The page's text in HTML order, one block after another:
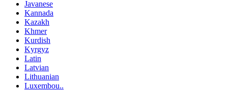
Javanese
Kannada
Kazakh
Khmer
Kurdish
Kyrgyz
Latin
Latvian
Lithuanian
Luxembou..